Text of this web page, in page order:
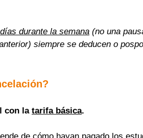
días durante la semana (no una
siempre se deducen o
con la tarifa básica.